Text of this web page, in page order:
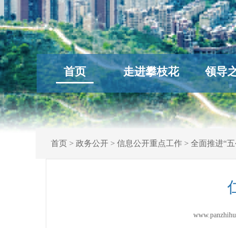
首页 走进攀枝花 领导
首页> 政务公开> 信息公开重点工作> 全面推进“